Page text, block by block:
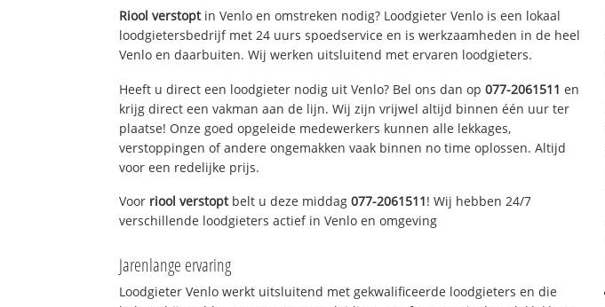
Riool verstoptin Venlo en omstreken nodig? Loodgieter Venlo is een lokaal
loodgietersbedrijf met 24 uurs spoedservice en is werkzaamheden in de heel
Venlo en daarbuiten. Wij werken uitsluitend met ervaren loodgieters.
Heeft u direct een loodgieter nodig uit Venlo? Bel ons dan op077-2061511 en
krijg direct een vakman aan de lijn. Wij zijn vrijwel altijd binnen één uur ter
plaatse! Onze goed opgeleide medewerkers kunnen alle lekkages,
verstoppingen of andere ongemakken vaak binnen no time oplossen. Altijd
voor een redelijke prijs.
Voor riool verstoptbelt u deze middag077-2061511! Wij hebben 24/7
verschillende loodgieters actief in Venlo en omgeving
Jarenlange ervaring
Loodgieter Venlo werkt uitsluitend met gekwalificeerde loodgieters en die